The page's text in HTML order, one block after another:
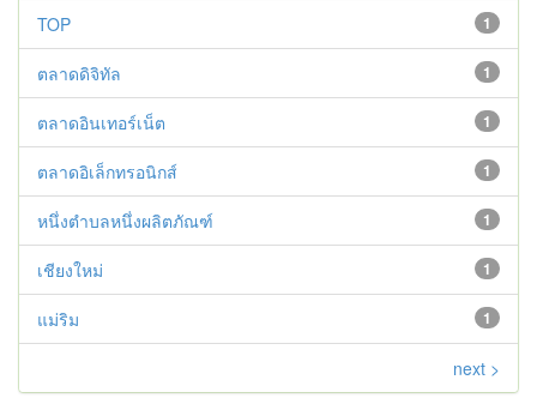
1
TOP
1
ตลาดดิจิทัล
1
ตลาดอินเทอร์เน็ต
1
ตลาดอิเล็กทรอนิกส์
1
หนึ่งตำบลหนึ่งผลิตภัณฑ์
1
เชียงใหม่
1
แม่ริม
next >